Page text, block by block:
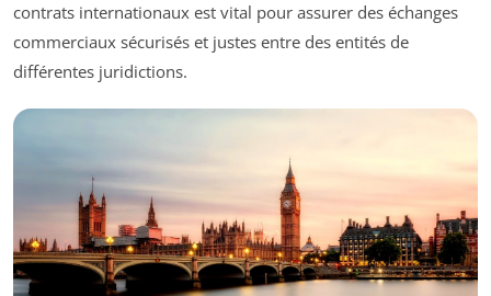
contrats internationaux est vital pour assurer des échanges
commerciaux sécurisés et justes entre des entités de
différentes juridictions.